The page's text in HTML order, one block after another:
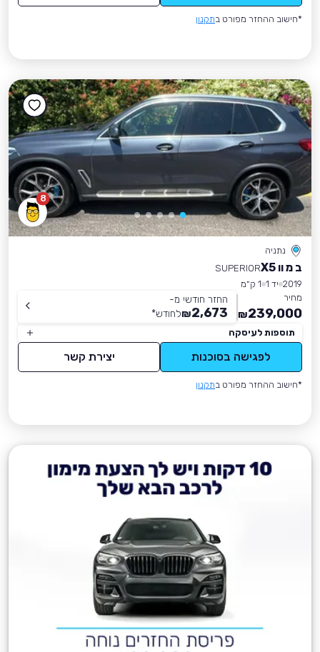
*חישוב ההחזר מפורט בתקנון
8
נתניה
ב מ וו X5
SUPERIOR
2019 יד 1
1 ק״מ
מחיר
239,000
₪
החזר חודשי מ-
2,673
₪לחודש*
תוספות לעיסקה
לפגישה בסוכנות יצירת קשר
*חישוב ההחזר מפורט בתקנון